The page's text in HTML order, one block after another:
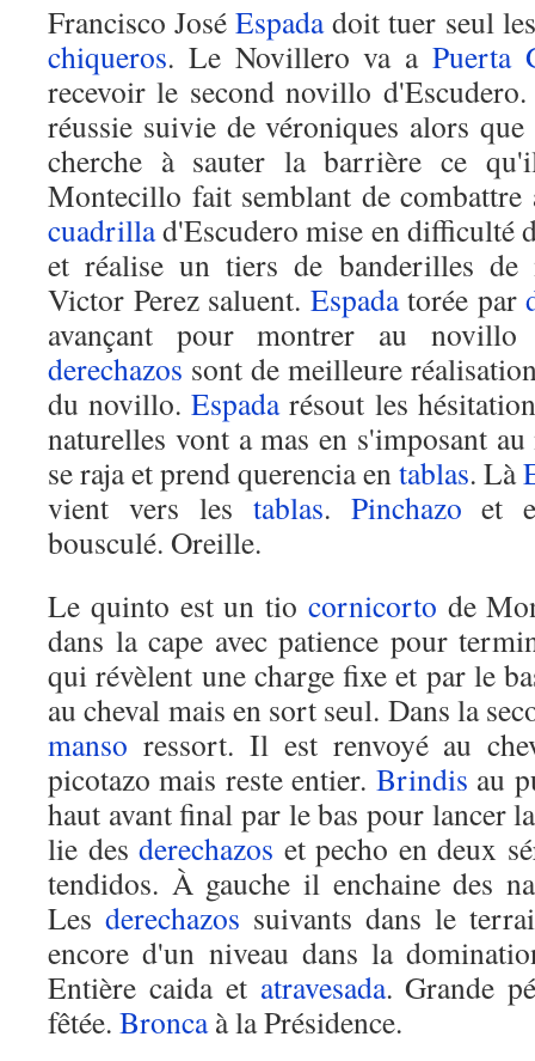
Francisco JoséEspadadoit tuer seul
chiqueros. Le Novillero va a Puerta
recevoir le second novillo
réussie suivie de véroniques alors
cherche à sauter la barrière ce
Montecillo fait semblant de
cuadrillad'Escudero mise en difficulté
et réalise un tiers de banderilles de
Victor Perez saluent. Espadatorée par
avançant pour montrer au novillo
derechazos sont de meilleure
du novillo.Espadarésout les
naturelles vont a mas en s'imposant
se raja et prend querencia entablas. Là
vient vers les tablas. Pinchazo et
bousculé. Oreille.
Le quinto est un tio cornicorto de
dans la cape avec patience pour
qui révèlent une charge fixe et par le
au cheval mais en sort seul. Dans la
manso ressort. Il est renvoyé au
picotazo mais reste entier. Brindis au
haut avant final par le bas pour lancer
lie desderechazos et pecho en deux
tendidos. À gauche il enchaine des
Les derechazos suivants dans le
encore d'un niveau dans la
Entière caida et atravesada. Grande
fêtée. Broncaà la Présidence.